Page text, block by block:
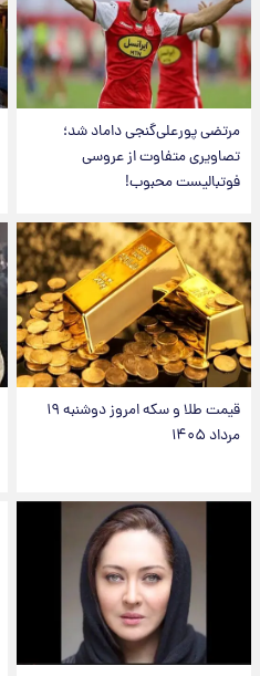
مرتضی پورعلی‌گنجی داماد شد؛
تصاویری متفاوت از عروسی
فوتبالیست محبوب!
قیمت طلا و سکه امروز دوشنبه ۱۹
مرداد ۱۴۰۵